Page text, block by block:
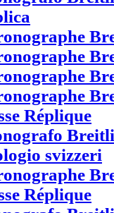
Réplique
svizzeri
Réplique